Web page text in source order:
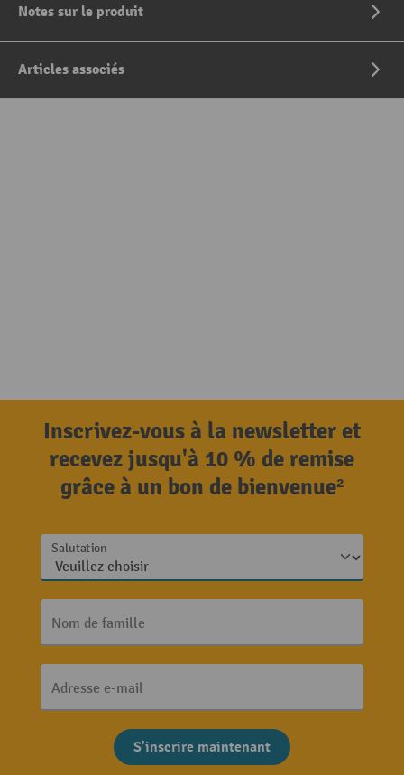
Notes sur le produit
Articles associés
Inscrivez-vous à la newsletter et
recevez jusqu'à 10 % de remise
grâce à un bon de bienvenue²
Salutation
Nom de famille
Adresse e-mail
S'inscrire maintenant